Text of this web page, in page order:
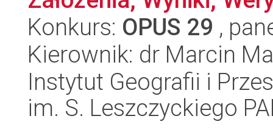
Konkurs: OPUS 29 ,
Kierownik: dr Marcin
Instytut Geografii i
im. S. Leszczyckiego